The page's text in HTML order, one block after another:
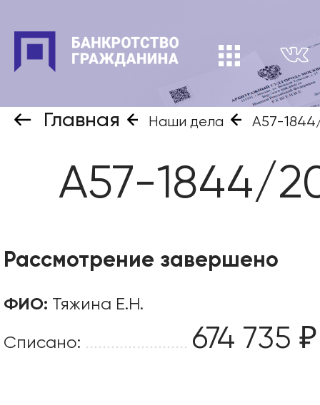
Главная Наши дела А57-
А57-1844/
Рассмотрение завершено
ФИО: Тяжина Е.Н.
Списано: ........................ 674 735 ₽